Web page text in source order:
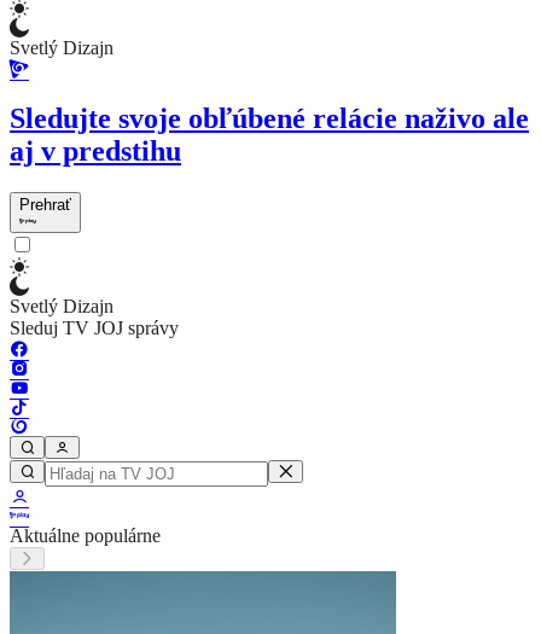
Svetlý Dizajn
Sledujte svoje obľúbené relácie naživo ale
aj v predstihu
Prehrať
Svetlý Dizajn
Sleduj TV JOJ správy
Aktuálne populárne